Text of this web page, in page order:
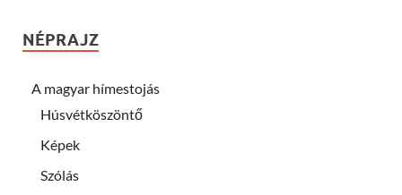
NÉPRAJZ
A magyar hímestojás
Húsvétköszöntő
Képek
Szólás